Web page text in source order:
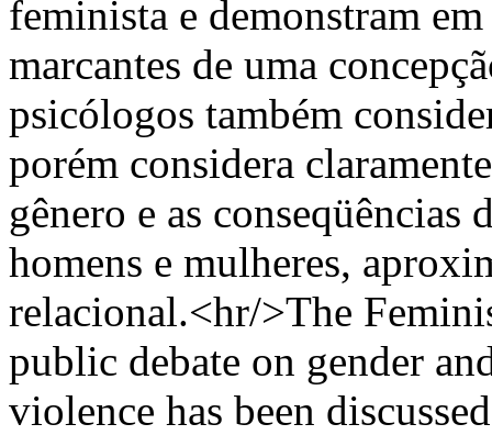
feminista e demonstram
marcantes de uma
psicólogos também
porém considera
gênero e as
homens e mulheres,
relacional.<hr/>The
public debate on gender
violence has been